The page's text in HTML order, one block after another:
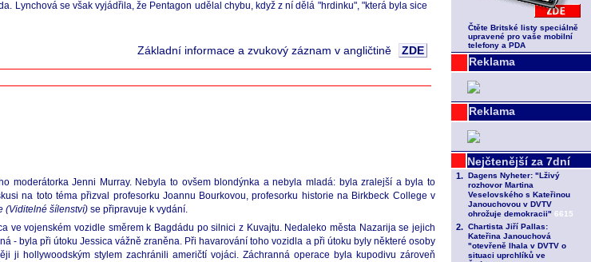
Čtěte Britské listy speciálně
upravené pro vaše mobilní
telefony a PDA
Reklama
Reklama
Lynchová se však vyjádřila, že Pentagon udělal chybu, když z ní dělá "hrdinku", "která byla sice
Základní informace a zvukový záznam v angličtině ZDE
moderátorka Jenni Murray. Nebyla to ovšem blondýnka a nebyla mladá: byla zralejší a byla to
na toto téma přizval profesorku Joannu Bourkovou, profesorku historie na Birkbeck College v
(Viditelné šílenství) se připravuje k vydání.
vojenském vozidle směrem k Bagdádu po silnici z Kuvajtu. Nedaleko města Nazarija se jejich
- byla při útoku Jessica vážně zraněna. Při havarování toho vozidla a při útoku byly některé osoby
ji hollywoodským stylem zachránili američtí vojáci. Záchranná operace byla kupodivu zároveň